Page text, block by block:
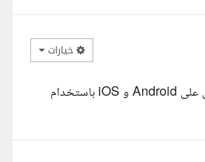
خيارات
مرحبا بشمهندس أحمد، اطلعت على تفاصيل المشروع ويسعدني تنفيذ تطبيق المذكرات بشكل احترافي يعمل على Android و iOS باستخدام